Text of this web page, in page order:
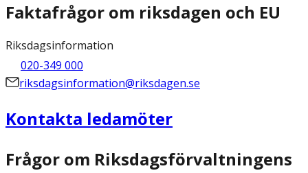
Faktafrågor om riksdagen och EU
Riksdagsinformation
020-349 000
riksdagsinformation@riksdagen.se
Kontakta ledamöter
Frågor om Riksdagsförvaltningens